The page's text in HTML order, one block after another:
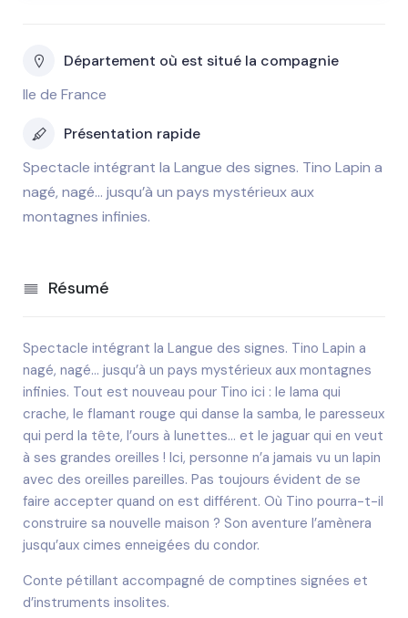
Département où est situé la compagnie
Ile de France
Présentation rapide
Spectacle intégrant la Langue des signes. Tino Lapin a
nagé, nagé… jusqu’à un pays mystérieux aux
montagnes infinies.
Résumé
Spectacle intégrant la Langue des signes. Tino Lapin a
nagé, nagé… jusqu’à un pays mystérieux aux montagnes
infinies. Tout est nouveau pour Tino ici : le lama qui
crache, le flamant rouge qui danse la samba, le paresseux
qui perd la tête, l’ours à lunettes… et le jaguar qui en veut
à ses grandes oreilles ! Ici, personne n’a jamais vu un lapin
avec des oreilles pareilles. Pas toujours évident de se
faire accepter quand on est différent. Où Tino pourra-t-il
construire sa nouvelle maison ? Son aventure l’amènera
jusqu’aux cimes enneigées du condor.
Conte pétillant accompagné de comptines signées et
d’instruments insolites.